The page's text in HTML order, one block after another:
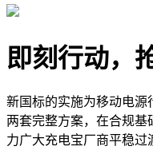
即刻行动，
新国标的实施为移动电源
两套完整方案，在合规基
力广大充电宝厂商平稳过